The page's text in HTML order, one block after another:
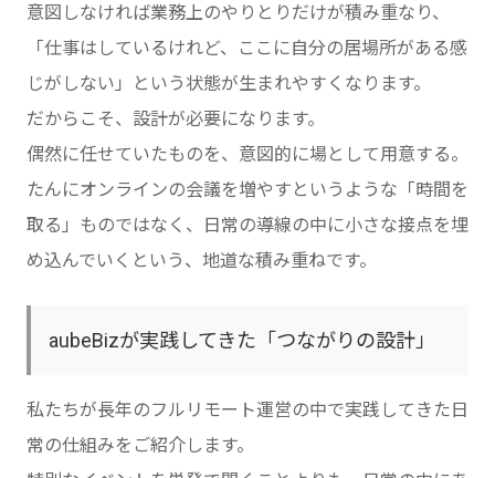
意図しなければ業務上のやりとりだけが積み重なり、
「仕事はしているけれど、ここに自分の居場所がある感
じがしない」という状態が生まれやすくなります。
だからこそ、設計が必要になります。
偶然に任せていたものを、意図的に場として用意する。
たんにオンラインの会議を増やすというような「時間を
取る」ものではなく、日常の導線の中に小さな接点を埋
め込んでいくという、地道な積み重ねです。
aubeBizが実践してきた「つながりの設計」
私たちが長年のフルリモート運営の中で実践してきた日
常の仕組みをご紹介します。